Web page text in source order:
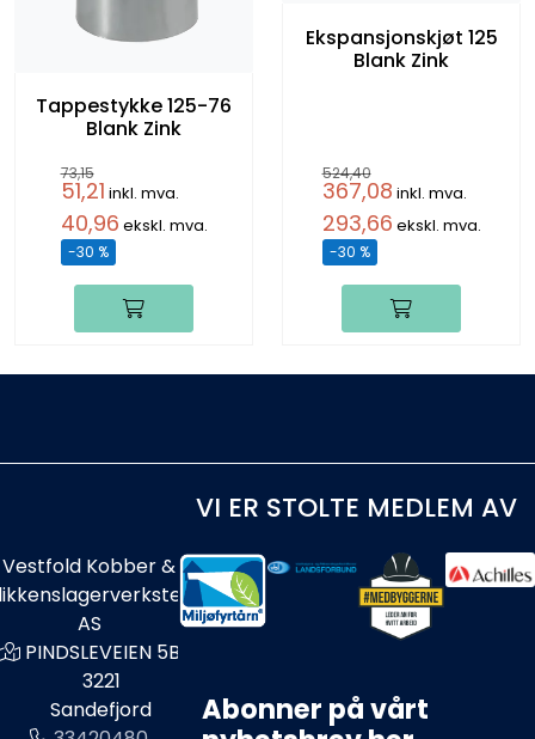
Tappestykke 125-76
Blank Zink
73,15
51,21 inkl. mva.
40,96 ekskl. mva.
-30 %
Ekspansjonskjøt 125
Blank Zink
524,40
367,08 inkl. mva.
293,66 ekskl. mva.
-30 %
VI ER STOLTE MEDLEM AV
Vestfold Kobber &
AS
PINDSLEVEIEN 5B
3221
Sandefjord
Abonner på vårt